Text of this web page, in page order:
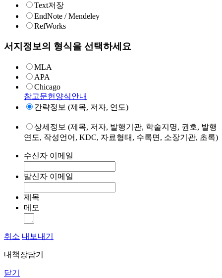
Text저장
EndNote / Mendeley
RefWorks
서지정보의 형식을 선택하세요
MLA
APA
Chicago
참고문헌양식안내
간략정보 (제목, 저자, 연도)
상세정보 (제목, 저자, 발행기관, 학술지명, 권호, 발행
연도, 작성언어, KDC, 자료형태, 수록면, 소장기관, 초록)
수신자 이메일
발신자 이메일
제목
메모
취소 내보내기
내책장담기
닫기